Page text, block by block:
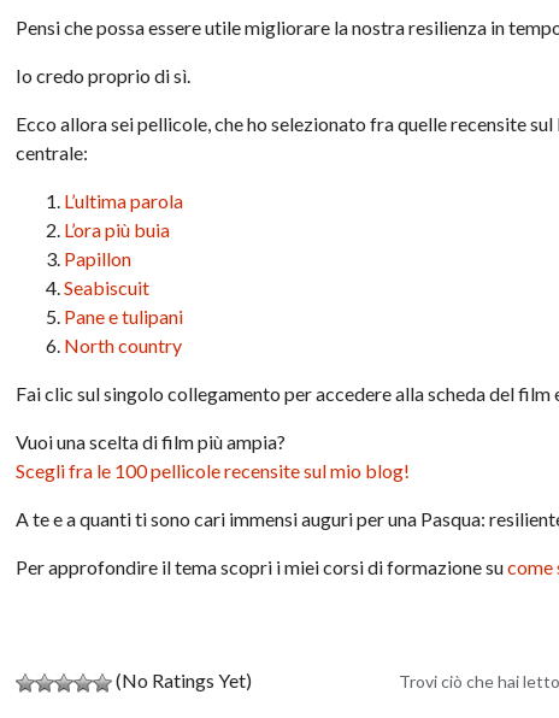
Pensi che possa essere utile migliorare la nostra resilienza in
Io credo proprio di sì.
Ecco allora sei pellicole, che ho selezionato fra quelle recensite
centrale:
L’ultima parola
L’ora più buia
Papillon
Seabiscuit
Pane e tulipani
North country
Fai clic sul singolo collegamento per accedere alla scheda del film
Vuoi una scelta di film più ampia?
Scegli fra le 100 pellicole recensite sul mio blog!
A te e a quanti ti sono cari immensi auguri per una Pasqua:
Per approfondire il tema scopri i miei corsi di formazione sucome
(No Ratings Yet) Trovi ciò che hai